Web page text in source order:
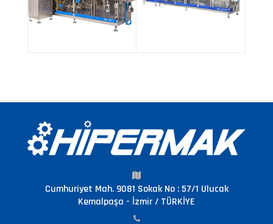
Cumhuriyet Mah. 9081 Sokak No : 57/1 Ulucak
Kemalpaşa - İzmir / TÜRKİYE